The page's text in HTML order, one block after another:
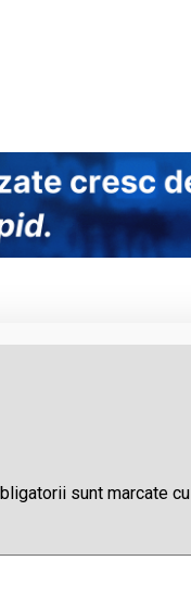
sunt marcate cu